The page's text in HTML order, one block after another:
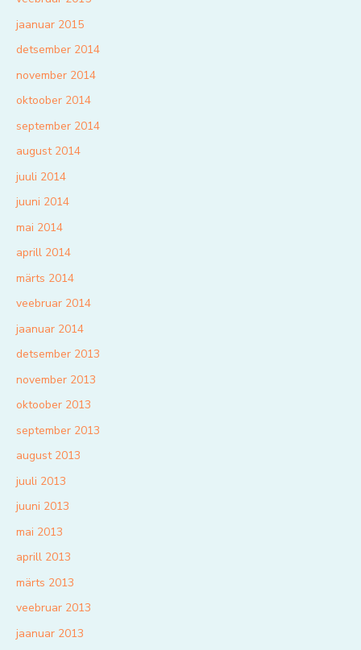
jaanuar 2015
detsember 2014
november 2014
oktoober 2014
september 2014
august 2014
juuli 2014
juuni 2014
mai 2014
aprill 2014
märts 2014
veebruar 2014
jaanuar 2014
detsember 2013
november 2013
oktoober 2013
september 2013
august 2013
juuli 2013
juuni 2013
mai 2013
aprill 2013
märts 2013
veebruar 2013
jaanuar 2013